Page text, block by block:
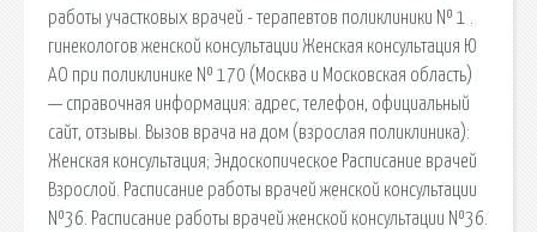
работы участковых врачей - терапевтов поликлиники № 1 .
гинекологов женской консультации Женская консультация Ю
АО при поликлинике № 170 (Москва и Московская область)
— справочная информация: адрес, телефон, официальный
сайт, отзывы. Вызов врача на дом (взрослая поликлиника):
Женская консультация; Эндоскопическое Расписание врачей
Взрослой. Расписание работы врачей женской консультации
№36. Расписание работы врачей женской консультации №36.